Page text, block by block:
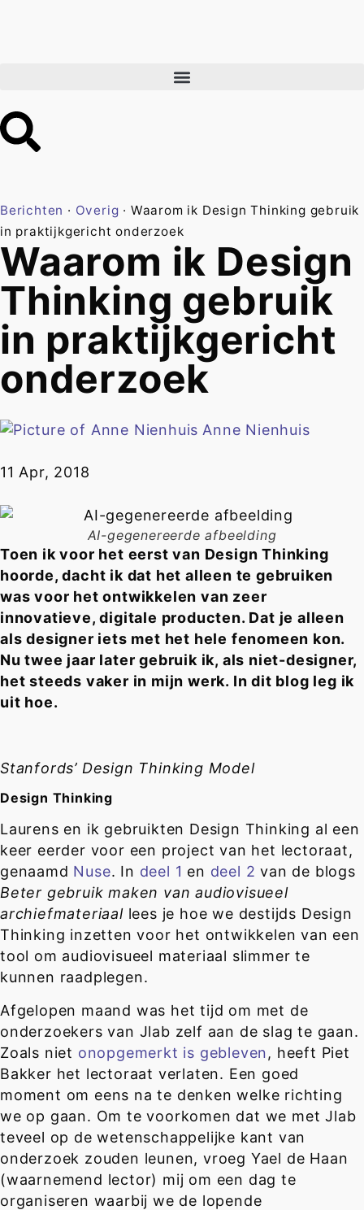
Berichten · Overig · Waarom ik Design Thinking gebruik
in praktijkgericht onderzoek
Waarom ik Design
Thinking gebruik
in praktijkgericht
onderzoek
Anne Nienhuis
11 Apr, 2018
AI-gegenereerde afbeelding
Toen ik voor het eerst van Design Thinking
hoorde, dacht ik dat het alleen te gebruiken
was voor het ontwikkelen van zeer
innovatieve, digitale producten. Dat je alleen
als designer iets met het hele fenomeen kon.
Nu twee jaar later gebruik ik, als niet-designer,
het steeds vaker in mijn werk. In dit blog leg ik
uit hoe.
Stanfords’ Design Thinking Model
Design Thinking
Laurens en ik gebruikten Design Thinking al een
keer eerder voor een project van het lectoraat,
genaamd Nuse. In deel 1 en deel 2 van de blogs
Beter gebruik maken van audiovisueel
archiefmateriaallees je hoe we destijds Design
Thinking inzetten voor het ontwikkelen van een
tool om audiovisueel materiaal slimmer te
kunnen raadplegen.
Afgelopen maand was het tijd om met de
onderzoekers van Jlab zelf aan de slag te gaan.
Zoals niet onopgemerkt is gebleven, heeft Piet
Bakker het lectoraat verlaten. Een goed
moment om eens na te denken welke richting
we op gaan. Om te voorkomen dat we met Jlab
teveel op de wetenschappelijke kant van
onderzoek zouden leunen, vroeg Yael de Haan
(waarnemend lector) mij om een dag te
organiseren waarbij we de lopende